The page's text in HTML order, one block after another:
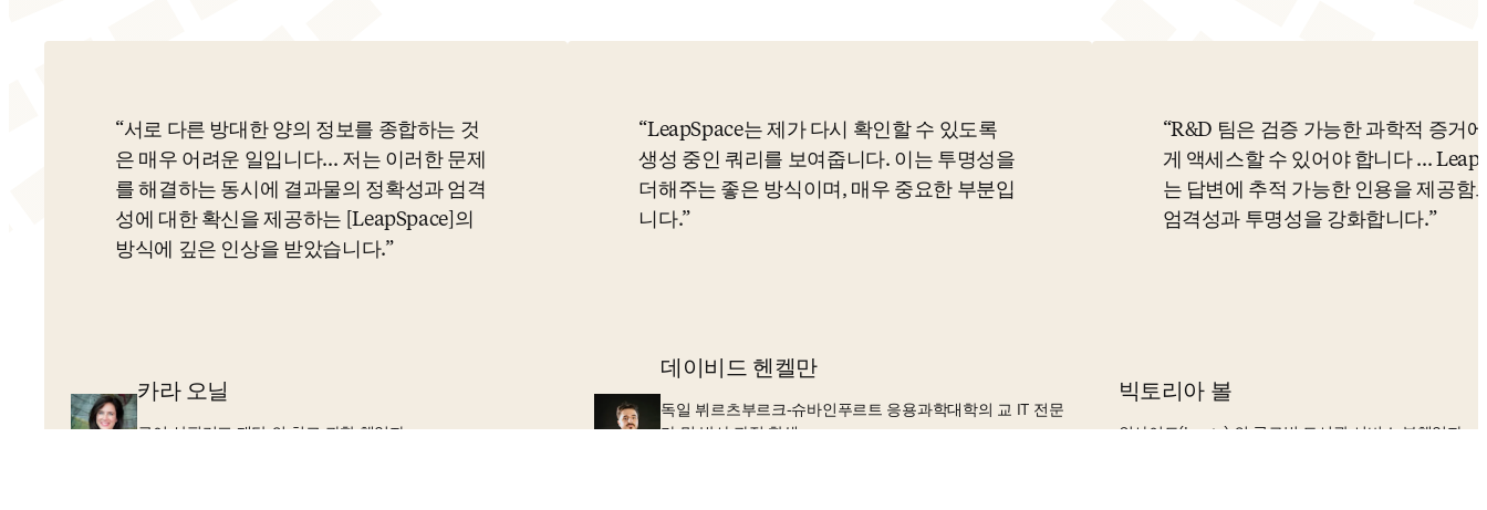
서로 다른 방대한 양의 정보를 종합하는 것
은 매우 어려운 일입니다... 저는 이러한 문제
를 해결하는 동시에 결과물의 정확성과 엄격
성에 대한 확신을 제공하는 [LeapSpace]의
방식에 깊은 인상을 받았습니다.
카라 오닐
큐어 산필리포 재단 의 최고 과학 책임자
LeapSpace는 제가 다시 확인할 수 있도록
생성 중인 쿼리를 보여줍니다. 이는 투명성을
더해주는 좋은 방식이며, 매우 중요한 부분입
니다.
데이비드 헨켈만
독일 뷔르츠부르크-슈바인푸르트 응용과학대학의 교 IT 전문
가 및 박사 과정 학생
R&D 팀은 검증 가능한 과학적 증거
게 액세스할 수 있어야 합니다 ...
는 답변에 추적 가능한 인용을 제공함
엄격성과 투명성을 강화합니다.
빅토리아 볼
인사이트(Incyte) 의 글로벌 도서관 서비스 부책임자